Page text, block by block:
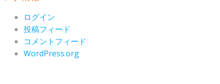
ログイン
投稿フィード
コメントフィード
WordPress.org